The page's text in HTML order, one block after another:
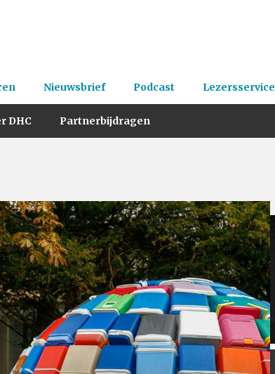
Nieuwsbrief Podcast Lezersservice
DHC Partnerbijdragen